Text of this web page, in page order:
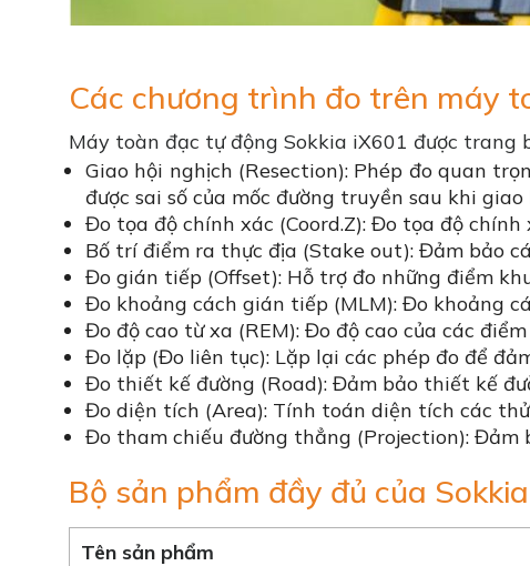
Các chương trình đo trên máy
Máy toàn đạc tự động Sokkia iX601 được trang
Giao hội nghịch (Resection): Phép đo quan
được sai số của mốc đường truyền sau khi giao
Đo tọa độ chính xác (Coord.Z): Đo tọa độ
Bố trí điểm ra thực địa (Stake out): Đảm bảo
Đo gián tiếp (Offset): Hỗ trợ đo những điểm
Đo khoảng cách gián tiếp (MLM): Đo khoảng
Đo độ cao từ xa (REM): Đo độ cao của các
Đo lặp (Đo liên tục): Lặp lại các phép đo để
Đo thiết kế đường (Road): Đảm bảo thiết kế
Đo diện tích (Area): Tính toán diện tích các
Đo tham chiếu đường thẳng (Projection):
Bộ sản phẩm đầy đủ của
Tên sản phẩm